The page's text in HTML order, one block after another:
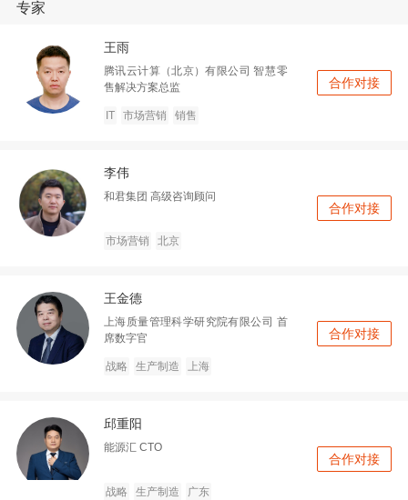
专家
王雨
腾讯云计算（北京）有限公司 智慧零
售解决方案总监
IT 市场营销 销售
合作对接
李伟
和君集团 高级咨询顾问
市场营销 北京
合作对接
王金德
上海质量管理科学研究院有限公司 首
席数字官
战略 生产制造 上海
合作对接
邱重阳
能源汇 CTO
战略 生产制造 广东
合作对接